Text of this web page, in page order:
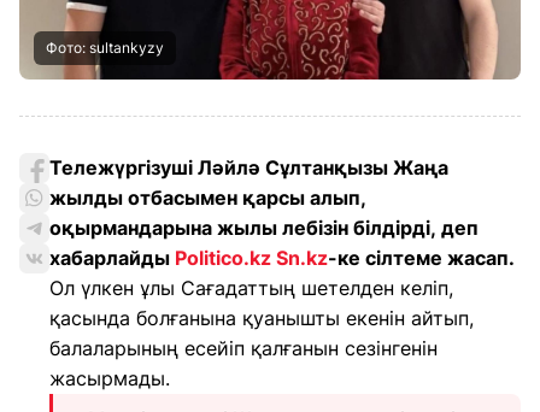
Фото: sultankyzy
Тележүргізуші Ләйлә Сұлтанқызы Жаңа
жылды отбасымен қарсы алып,
оқырмандарына жылы лебізін білдірді, деп
хабарлайды Politico.kz Sn.kz-ке сілтеме жасап.
Ол үлкен ұлы Сағадаттың шетелден келіп,
қасында болғанына қуанышты екенін айтып,
балаларының есейіп қалғанын сезінгенін
жасырмады.